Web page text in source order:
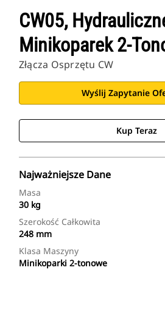
CW05,
Minikoparek 2-
Złącza Osprzętu CW
Wyślij Zapytanie
Kup Teraz
Najważniejsze Dane
Masa
30 kg
Szerokość Całkowita
248 mm
Klasa Maszyny
Minikoparki 2-tonowe